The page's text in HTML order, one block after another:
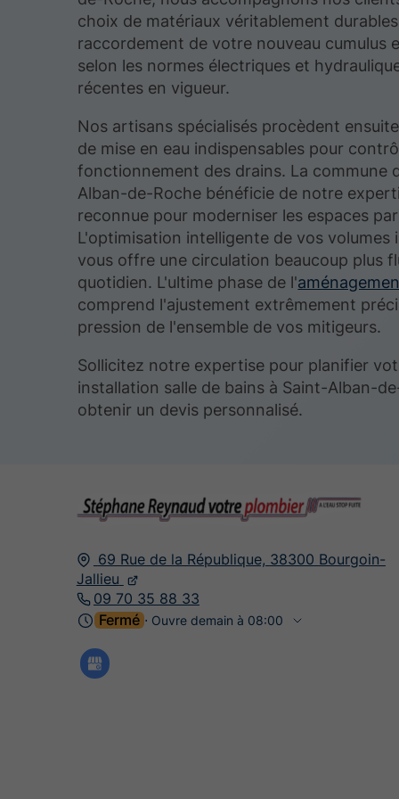
choix de matériaux véritablement
raccordement de votre nouveau cumulus
selon les normes électriques et
récentes en vigueur.
Nos artisans spécialisés procèdent
de mise en eau indispensables pour
fonctionnement des drains. La commune
Alban-de-Roche bénéficie de notre
reconnue pour moderniser les espaces
L'optimisation intelligente de vos volumes
vous offre une circulation beaucoup plus
quotidien. L'ultime phase de l'
comprend l'ajustement extrêmement
pression de l'ensemble de vos mitigeurs.
Sollicitez notre expertise pour planifier
installation salle de bains à Saint-Alban-
obtenir un devis personnalisé.
69 Rue de la République, 38300 Bourgoin-
Jallieu
09 70 35 88 33
Fermé ⋅ Ouvre demain à 08:00